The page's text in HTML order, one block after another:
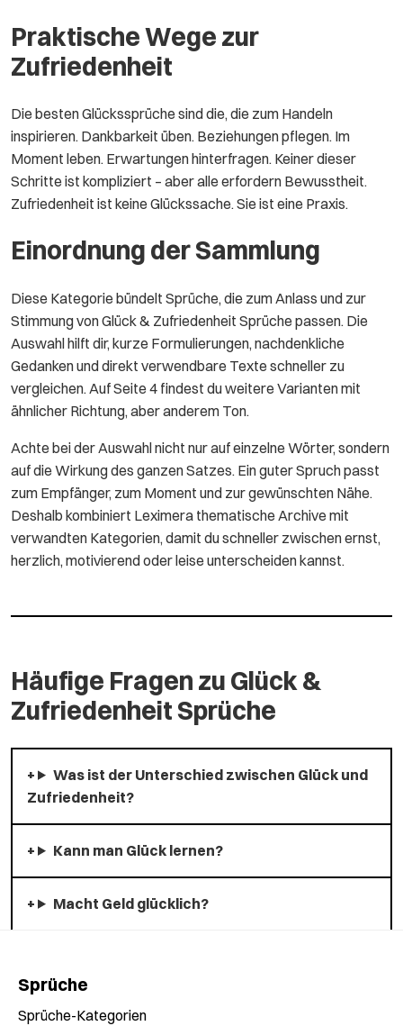
Praktische Wege zur
Zufriedenheit
Die besten Glückssprüche sind die, die zum Handeln
inspirieren. Dankbarkeit üben. Beziehungen pflegen. Im
Moment leben. Erwartungen hinterfragen. Keiner dieser
Schritte ist kompliziert – aber alle erfordern Bewusstheit.
Zufriedenheit ist keine Glückssache. Sie ist eine Praxis.
Einordnung der Sammlung
Diese Kategorie bündelt Sprüche, die zum Anlass und zur
Stimmung von Glück & Zufriedenheit Sprüche passen. Die
Auswahl hilft dir, kurze Formulierungen, nachdenkliche
Gedanken und direkt verwendbare Texte schneller zu
vergleichen. Auf Seite 4 findest du weitere Varianten mit
ähnlicher Richtung, aber anderem Ton.
Achte bei der Auswahl nicht nur auf einzelne Wörter, sondern
auf die Wirkung des ganzen Satzes. Ein guter Spruch passt
zum Empfänger, zum Moment und zur gewünschten Nähe.
Deshalb kombiniert Leximera thematische Archive mit
verwandten Kategorien, damit du schneller zwischen ernst,
herzlich, motivierend oder leise unterscheiden kannst.
Häufige Fragen zu Glück &
Zufriedenheit Sprüche
Was ist der Unterschied zwischen Glück und
Zufriedenheit?
Kann man Glück lernen?
Macht Geld glücklich?
Sprüche
Sprüche-Kategorien